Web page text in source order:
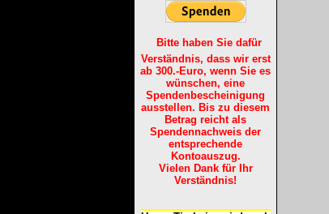
Bitte haben Sie dafür
Verständnis, dass wir erst
ab 300.-Euro, wenn Sie es
wünschen, eine
Spendenbescheinigung
ausstellen. Bis zu diesem
Betrag reicht als
Spendennachweis der
entsprechende
Kontoauszug.
Vielen Dank für Ihr
Verständnis!